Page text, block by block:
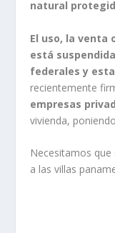
natural
El uso, la venta
está
federales y
recientemente
empresas
vivienda,
Necesitamos
a las villas